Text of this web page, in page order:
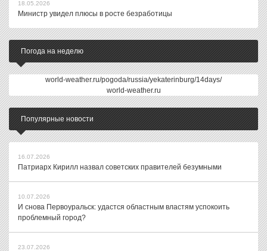
18.05.2026
Министр увидел плюсы в росте безработицы
Погода на неделю
world-weather.ru/pogoda/russia/yekaterinburg/14days/
world-weather.ru
Популярные новости
16.07.2026
Патриарх Кирилл назвал советских правителей безумными
10.07.2026
И снова Первоуральск: удастся областным властям успокоить
проблемный город?
23.07.2026